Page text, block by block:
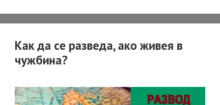
Как да се разведа, ако живея в
чужбина?